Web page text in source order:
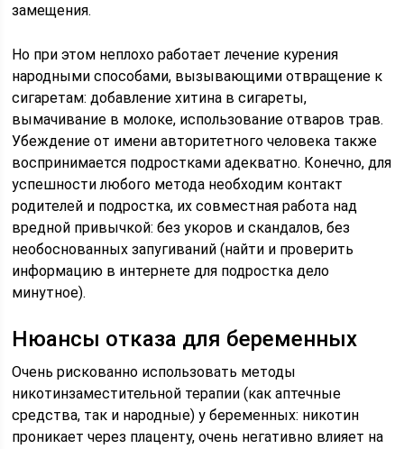
замещения.
Но при этом неплохо работает лечение курения
народными способами, вызывающими отвращение к
сигаретам: добавление хитина в сигареты,
вымачивание в молоке, использование отваров трав.
Убеждение от имени авторитетного человека также
воспринимается подростками адекватно. Конечно, для
успешности любого метода необходим контакт
родителей и подростка, их совместная работа над
вредной привычкой: без укоров и скандалов, без
необоснованных запугиваний (найти и проверить
информацию в интернете для подростка дело
минутное).
Нюансы отказа для беременных
Очень рискованно использовать методы
никотинзаместительной терапии (как аптечные
средства, так и народные) у беременных: никотин
проникает через плаценту, очень негативно влияет на